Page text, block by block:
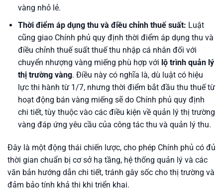
vàng nhỏ lẻ.
Thời điểm áp dụng thu và điều chỉnh thuế suất: Luật
cũng giao Chính phủ quy định thời điểm áp dụng thu và
điều chỉnh thuế suất thuế thu nhập cá nhân đối với
chuyển nhượng vàng miếng phù hợp với lộ trình quản lý
thị trường vàng. Điều này có nghĩa là, dù luật có hiệu
lực thi hành từ 1/7, nhưng thời điểm bắt đầu thu thuế từ
hoạt động bán vàng miếng sẽ do Chính phủ quy định
chi tiết, tùy thuộc vào các điều kiện về quản lý thị trường
vàng đáp ứng yêu cầu của công tác thu và quản lý thu.
Đây là một động thái chiến lược, cho phép Chính phủ có đủ
thời gian chuẩn bị cơ sở hạ tầng, hệ thống quản lý và các
văn bản hướng dẫn chi tiết, tránh gây sốc cho thị trường và
đảm bảo tính khả thi khi triển khai.